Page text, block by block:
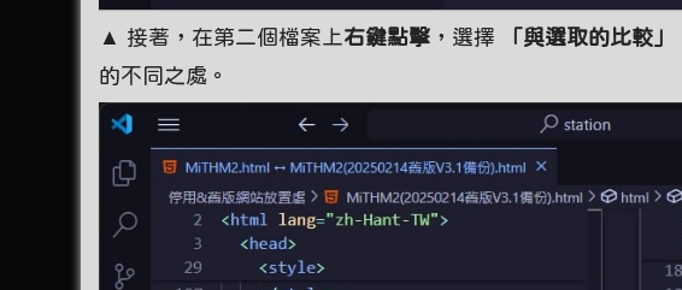
▲ 接著，在第二個檔案上右鍵點擊 ，選擇 「與選取的比較」
的不同之處。